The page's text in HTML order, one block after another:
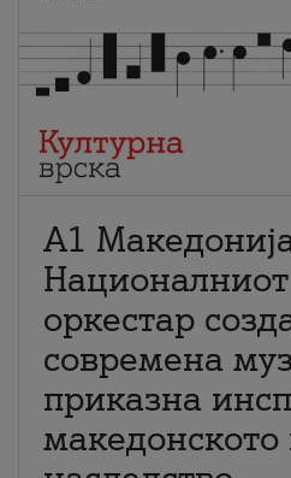
А1
оркестар
современа
приказна
македонското